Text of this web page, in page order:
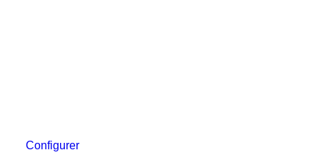
Configurer